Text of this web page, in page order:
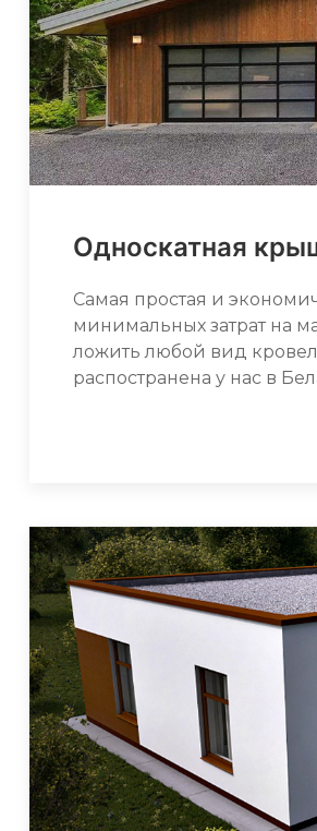
Односкатная
Самая простая и
минимальных затрат на
ложить любой вид
распостранена у нас в